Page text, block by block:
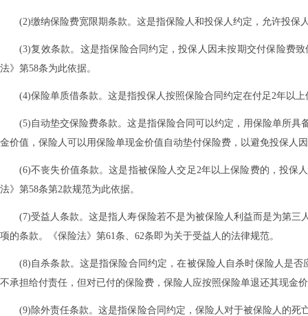
(2)缴纳保险费宽限期条款。这是指保险人和投保人约定，允许投
(3)复效条款。这是指保险合同约定，投保人因未按期交付保险费
法》第58条为此依据。
(4)保险单质借条款。这是指投保人按照保险合同约定在付足2年以
(5)自动垫交保险费条款。这是指保险合同可以约定，用保险单所
金价值，保险人可以用保险单现金价值自动垫付保险费，以避免投保人
(6)不丧失价值条款。这是指被保险人交足2年以上保险费的，投保
法》第58条第2款规范为此依据。
(7)受益人条款。这是指人寿保险若不是为被保险人利益而是为第
项的条款。《保险法》第61条、62条即为关于受益人的法律规范。
(8)自杀条款。这是指保险合同约定，在被保险人自杀时保险人是
不承担给付责任，但对已付的保险费，保险人应按照保险单退还其现金
(9)除外责任条款。这是指保险合同约定，保险人对于被保险人的